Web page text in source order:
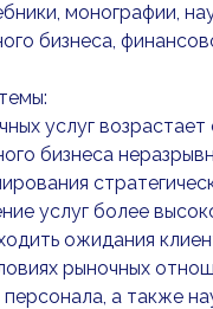
монографии,
бизнеса,
услуг
бизнеса
услуг более
ожидания
рыночных
а также